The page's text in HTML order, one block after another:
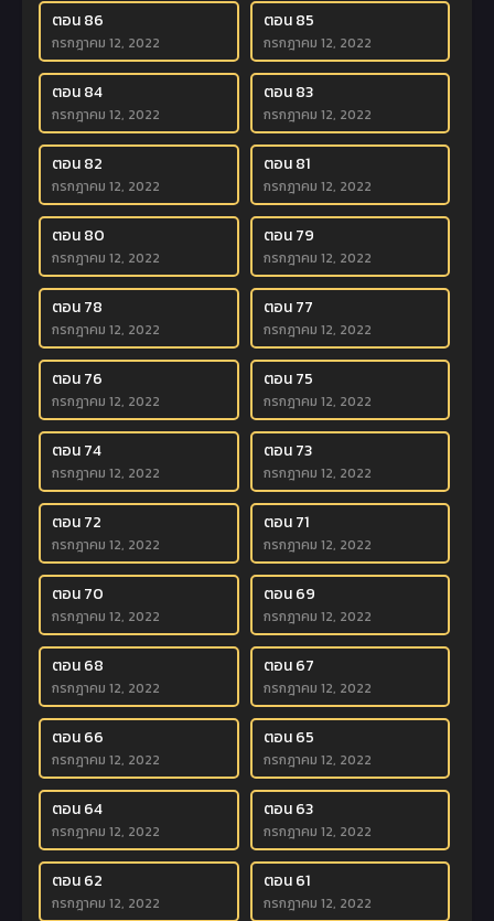
ตอน 86
กรกฎาคม 12, 2022
ตอน 85
กรกฎาคม 12, 2022
ตอน 84
กรกฎาคม 12, 2022
ตอน 83
กรกฎาคม 12, 2022
ตอน 82
กรกฎาคม 12, 2022
ตอน 81
กรกฎาคม 12, 2022
ตอน 80
กรกฎาคม 12, 2022
ตอน 79
กรกฎาคม 12, 2022
ตอน 78
กรกฎาคม 12, 2022
ตอน 77
กรกฎาคม 12, 2022
ตอน 76
กรกฎาคม 12, 2022
ตอน 75
กรกฎาคม 12, 2022
ตอน 74
กรกฎาคม 12, 2022
ตอน 73
กรกฎาคม 12, 2022
ตอน 72
กรกฎาคม 12, 2022
ตอน 71
กรกฎาคม 12, 2022
ตอน 70
กรกฎาคม 12, 2022
ตอน 69
กรกฎาคม 12, 2022
ตอน 68
กรกฎาคม 12, 2022
ตอน 67
กรกฎาคม 12, 2022
ตอน 66
กรกฎาคม 12, 2022
ตอน 65
กรกฎาคม 12, 2022
ตอน 64
กรกฎาคม 12, 2022
ตอน 63
กรกฎาคม 12, 2022
ตอน 62
กรกฎาคม 12, 2022
ตอน 61
กรกฎาคม 12, 2022